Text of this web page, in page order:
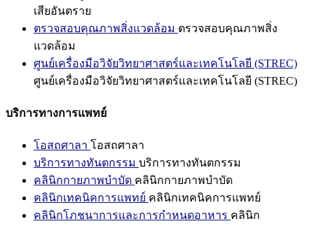
เสียอันตราย
ตรวจสอบคุณภาพสิ่งแวดล้อม ตรวจสอบคุณภาพสิ่ง
แวดล้อม
ศูนย์เครื่องมือวิจัยวิทยาศาสตร์และเทคโนโลยี (STREC)
ศูนย์เครื่องมือวิจัยวิทยาศาสตร์และเทคโนโลยี (STREC)
บริการทางการแพทย์
โอสถศาลา โอสถศาลา
บริการทางทันตกรรม บริการทางทันตกรรม
คลินิกกายภาพบำบัด คลินิกกายภาพบำบัด
คลินิกเทคนิคการแพทย์ คลินิกเทคนิคการแพทย์
คลินิกโภชนาการและการกำหนดอาหาร คลินิก